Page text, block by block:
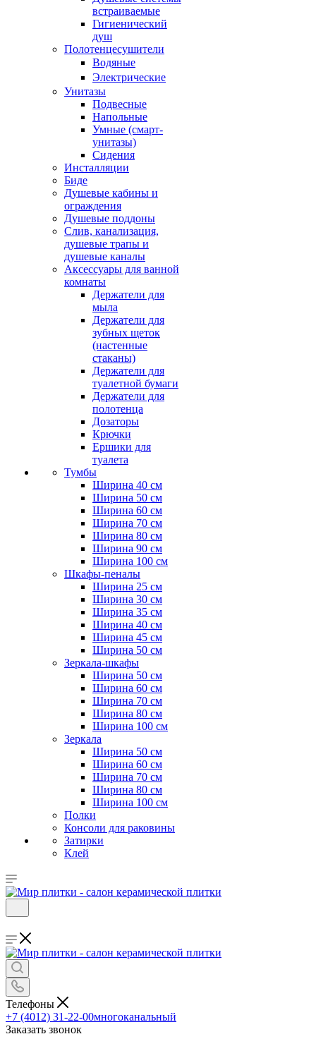
встраиваемые
Гигиенический
душ
Полотенцесушители
ㅤВодяные
ㅤЭлектрические
Унитазы
Подвесные
Напольные
Умные (смарт-
унитазы)
Сидения
Инсталляции
Биде
Душевые кабины и
ограждения
Душевые поддоны
Слив, канализация,
душевые трапы и
душевые каналы
Аксессуары для ванной
комнаты
Держатели для
мыла
Держатели для
зубных щеток
(настенные
стаканы)
Держатели для
туалетной бумаги
Держатели для
полотенца
Дозаторы
Крючки
Ершики для
туалета
Тумбы
Ширина 40 см
Ширина 50 см
Ширина 60 см
Ширина 70 см
Ширина 80 см
Ширина 90 см
Ширина 100 см
Шкафы-пеналы
Ширина 25 см
Ширина 30 см
Ширина 35 см
Ширина 40 см
Ширина 45 см
Ширина 50 см
Зеркала-шкафы
Ширина 50 см
Ширина 60 см
Ширина 70 см
Ширина 80 см
Ширина 100 см
Зеркала
Ширина 50 см
Ширина 60 см
Ширина 70 см
Ширина 80 см
Ширина 100 см
Полки
Консоли для раковины
Затирки
Клей
Телефоны
+7 (4012) 31-22-00многоканальный
Заказать звонок